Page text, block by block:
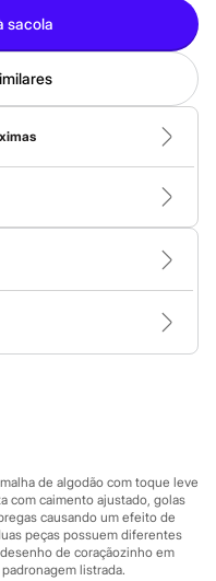
sacola
de algodão com toque leve
com caimento ajustado, golas
causando um efeito de
peças possuem diferentes
de coraçãozinho em
listrada.